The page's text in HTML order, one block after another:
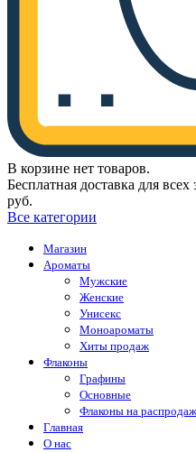
В корзине нет товаров.
Бесплатная доставка для
руб.
Все категории
Магазин
Ароматы
Мужские
Женские
Унисекс
Моноароматы
Хиты продаж
Флаконы
Графины
Основные
Флаконы на
Главная
О нас